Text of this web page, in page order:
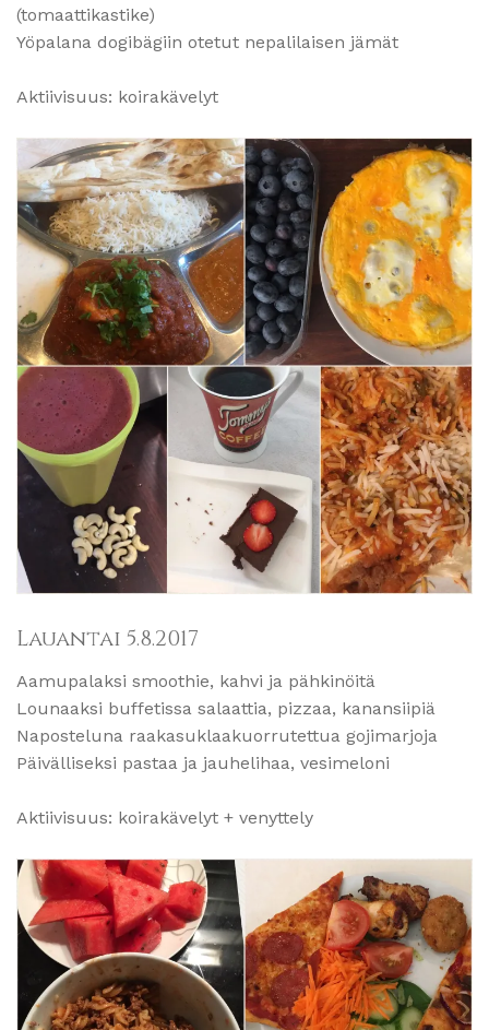
(tomaattikastike)
Yöpalana dogibägiin otetut nepalilaisen jämät
Aktiivisuus: koirakävelyt
Lauantai 5.8.2017
Aamupalaksi smoothie, kahvi ja pähkinöitä
Lounaaksi buffetissa salaattia, pizzaa, kanansiipiä
Naposteluna raakasuklaakuorrutettua gojimarjoja
Päivälliseksi pastaa ja jauhelihaa, vesimeloni
Aktiivisuus: koirakävelyt + venyttely